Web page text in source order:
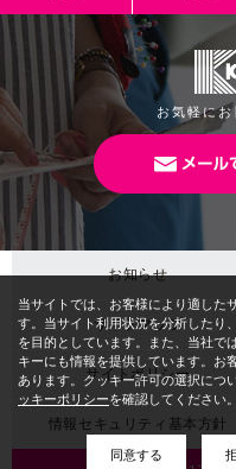
お気軽に
お知らせ
サイトマップ
サイトポリシー
情報セキュリティ基本方針